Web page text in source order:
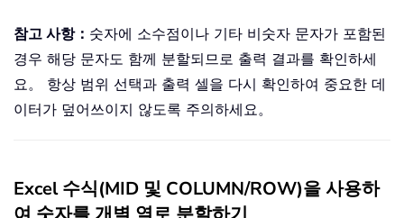
참고 사항： 숫자에 소수점이나 기타 비숫자 문자가 포함된
경우 해당 문자도 함께 분할되므로 출력 결과를 확인하세
요。 항상 범위 선택과 출력 셀을 다시 확인하여 중요한 데
이터가 덮어쓰이지 않도록 주의하세요。
Excel 수식(MID 및 COLUMN/ROW)을 사용하